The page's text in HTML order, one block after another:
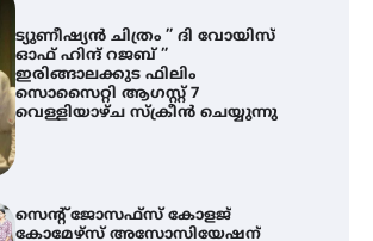
ട്യുണീഷ്യൻ ചിത്രം ” ദി വോയിസ്
ഓഫ് ഹിന്ദ് റജബ് ”
ഇരിങ്ങാലക്കുട ഫിലിം
സൊസൈറ്റി ആഗസ്റ്റ് 7
വെള്ളിയാഴ്ച സ്‌ക്രീൻ ചെയ്യുന്നു
സെന്റ് ജോസഫ്സ് കോളജ്
കോമേഴ്‌സ് അസോസിയേഷന്